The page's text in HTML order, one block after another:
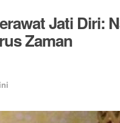
Jati Diri:
Zaman